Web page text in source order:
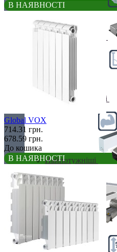
Клімаконвектори
Кутові та радіусні
Найпотужніші
В НАЯВНОСТІ
Global VOX
714.31 грн.
678.59 грн.
До кошика
В НАЯВНОСТІ